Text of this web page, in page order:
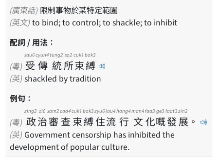
(廣東話) 限制事物於某特定範圍
(英文) to bind; to control; to shackle; to inhibit
配詞 / 用法：
(粵) 受
sau6
傳
cyun4
統
tung2
所
so2
束
cuk1
縛
bok3
(英) shackled by tradition
例句：
(粵) 政
zing3
治
zi6
審
sam2
查
caa4
束
cuk1
縛
bok3
住
zyu6
流
lau4
行
hang4
文
man4
化
faa3
嘅
ge3
發
faat3
展
zin2
。
(英) Government censorship has inhibited the
development of popular culture.